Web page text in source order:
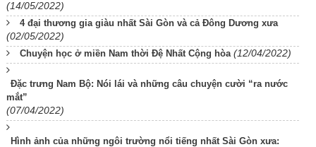
(14/05/2022)
4 đại thương gia giàu nhất Sài Gòn và cả Đông Dương xưa
(02/05/2022)
Chuyện học ở miền Nam thời Đệ Nhất Cộng hòa (12/04/2022)
Đặc trưng Nam Bộ: Nói lái và những câu chuyện cười “ra nước
mắt”
(07/04/2022)
Hình ảnh của những ngôi trường nổi tiếng nhất Sài Gòn xưa: